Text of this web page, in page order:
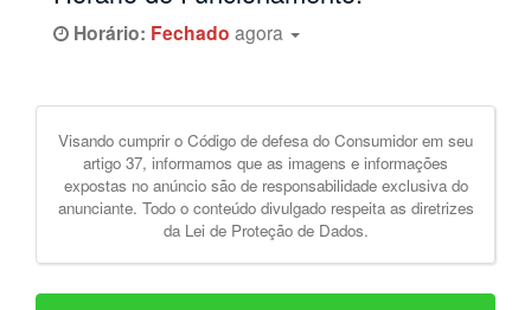
Horário: Fechado agora
Visando cumprir o Código de defesa do Consumidor em seu
artigo 37, informamos que as imagens e informações
expostas no anúncio são de responsabilidade exclusiva do
anunciante. Todo o conteúdo divulgado respeita as diretrizes
da Lei de Proteção de Dados.